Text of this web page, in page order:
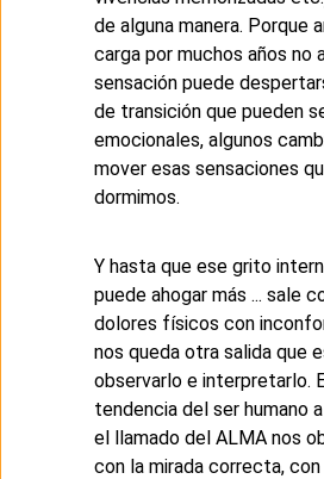
de alguna manera. Porque
carga por muchos años no
sensación puede
de transición que pueden
emocionales, algunos
mover esas sensaciones
dormimos.
Y hasta que ese grito
puede ahogar más ... sale
dolores físicos con
nos queda otra salida que
observarlo e interpretarlo.
tendencia del ser humano
el llamado del ALMA nos
con la mirada correcta,